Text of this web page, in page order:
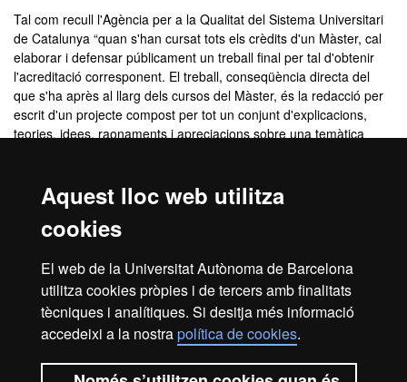
Aquest lloc web utilitza
cookies
El web de la Universitat Autònoma de Barcelona
utilitza cookies pròpies i de tercers amb finalitats
tècniques i analítiques. Si desitja més informació
accedeixi a la nostrapolítica de cookies.
Tal com recull l'Agència per a la Qualitat del Sistema Universitari
de Catalunya “quan s'han cursat tots els crèdits d'un Màster, cal
elaborar i defensar públicament un treball final per tal d'obtenir
l'acreditació corresponent. El treball, conseqüència directa del
que s'ha après al llarg dels cursos del Màster, és la redacció per
escrit d'un projecte compost per tot un conjunt d'explicacions,
teories, idees, raonaments i apreciacions sobre una temàtica
els temes que volen treballar i els hi assignarà un tutor la recerca
del qual s'aproximi el més possible als interessos de la proposta.
Un cop el tutor accepti, s'establirà un calendari de tutories,
s'adeqüi tant a l'estructura formal com als requeriments
acadèmics que s'esperen del seu TFM.Més informació aquí
Avís legal Protecció de dades Sobre el web